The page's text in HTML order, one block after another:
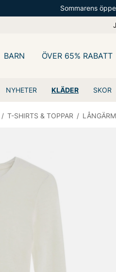
Sommarens
NYHETER KLÄDER SKOR
BARN ÖVER 65% RABATT
/ T-SHIRTS & TOPPAR /